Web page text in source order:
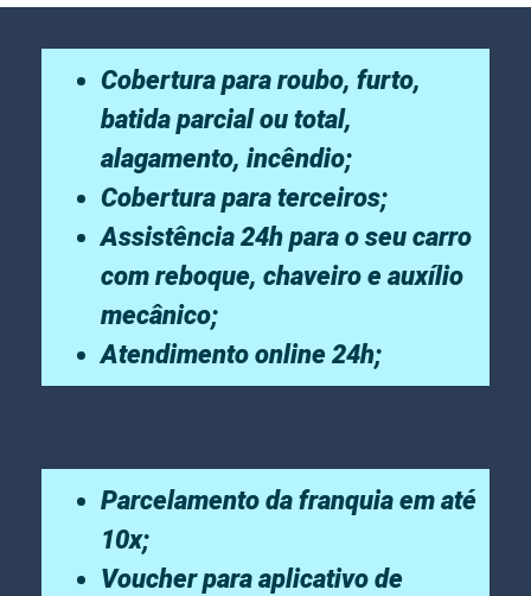
Cobertura para roubo, furto,
batida parcial ou total,
alagamento, incêndio;
Cobertura para terceiros;
Assistência 24h para o seu carro
com reboque, chaveiro e auxílio
mecânico;
Atendimento online 24h;
Parcelamento da franquia em até
10x;
Voucher para aplicativo de